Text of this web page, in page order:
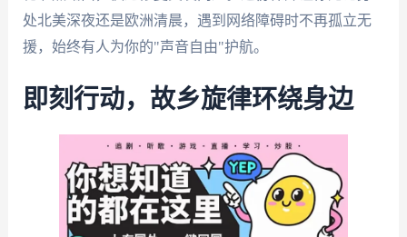
处北美深夜还是欧洲清晨，遇到网络障碍时不再孤立无
援，始终有人为你的"声音自由"护航。
即刻行动，故乡旋律环绕身边